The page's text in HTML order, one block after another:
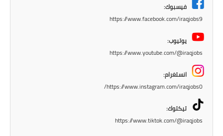
فيسبوك:
https://www.facebook.com/iraqjobs9
يوتيوب:
https://www.youtube.com/@iraqjobs
انستغرام:
https://www.instagram.com/iraqjobs0/
تيكتوك:
https://www.tiktok.com/@iraqjobs